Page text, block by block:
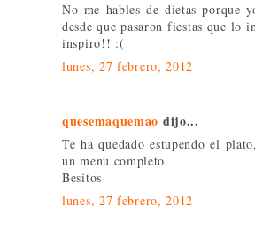
No me hables de dietas porque
desde que pasaron fiestas que lo
inspiro!! :(
lunes, 27 febrero, 2012
quesemaquemao dijo...
Te ha quedado estupendo el
un menu completo.
Besitos
lunes, 27 febrero, 2012